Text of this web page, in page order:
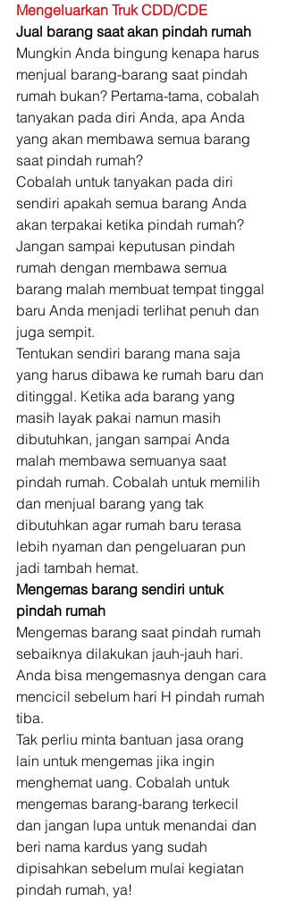
Mengeluarkan Truk CDD/CDE
Jual barang saat akan pindah rumah
Mungkin Anda bingung kenapa harus
menjual barang-barang saat pindah
rumah bukan? Pertama-tama, cobalah
tanyakan pada diri Anda, apa Anda
yang akan membawa semua barang
saat pindah rumah?
Cobalah untuk tanyakan pada diri
sendiri apakah semua barang Anda
akan terpakai ketika pindah rumah?
Jangan sampai keputusan pindah
rumah dengan membawa semua
barang malah membuat tempat tinggal
baru Anda menjadi terlihat penuh dan
juga sempit.
Tentukan sendiri barang mana saja
yang harus dibawa ke rumah baru dan
ditinggal. Ketika ada barang yang
masih layak pakai namun masih
dibutuhkan, jangan sampai Anda
malah membawa semuanya saat
pindah rumah. Cobalah untuk memilih
dan menjual barang yang tak
dibutuhkan agar rumah baru terasa
lebih nyaman dan pengeluaran pun
jadi tambah hemat.
Mengemas barang sendiri untuk
pindah rumah
Mengemas barang saat pindah rumah
sebaiknya dilakukan jauh-jauh hari.
Anda bisa mengemasnya dengan cara
mencicil sebelum hari H pindah rumah
tiba.
Tak perliu minta bantuan jasa orang
lain untuk mengemas jika ingin
menghemat uang. Cobalah untuk
mengemas barang-barang terkecil
dan jangan lupa untuk menandai dan
beri nama kardus yang sudah
dipisahkan sebelum mulai kegiatan
pindah rumah, ya!